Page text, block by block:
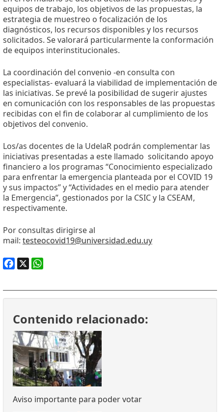
equipos de trabajo, los objetivos de las propuestas, la
estrategia de muestreo o focalización de los
diagnósticos, los recursos disponibles y los recursos
solicitados. Se valorará particularmente la conformación
de equipos interinstitucionales.
La coordinación del convenio -en consulta con
especialistas- evaluará la viabilidad de implementación de
las iniciativas. Se prevé la posibilidad de sugerir ajustes
en comunicación con los responsables de las propuestas
recibidas con el fin de colaborar al cumplimiento de los
objetivos del convenio.
Los/as docentes de la UdelaR podrán complementar las
iniciativas presentadas a este llamado solicitando apoyo
financiero a los programas “Conocimiento especializado
para enfrentar la emergencia planteada por el COVID 19
y sus impactos” y “Actividades en el medio para atender
la Emergencia”, gestionados por la CSIC y la CSEAM,
respectivamente.
Por consultas dirigirse al
mail: testeocovid19@universidad.edu.uy
Contenido relacionado:
Aviso importante para poder votar